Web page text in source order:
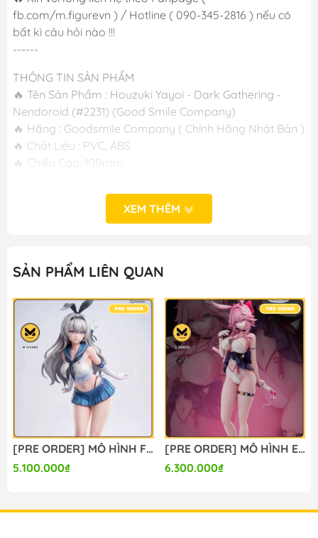
fb.com/m.figurevn ) / Hotline ( 090-345-2816 ) nếu có
bất kì câu hỏi nào !!!
------
THÔNG TIN SẢN PHẨM
🔥 Tên Sản Phẩm : Houzuki Yayoi - Dark Gathering -
Nendoroid (#2231) (Good Smile Company)
🔥 Hãng : Goodsmile Company ( Chính Hãng Nhật Bản )
🔥 Chất Liệu : PVC, ABS
🔥 Chiều Cao: 100mm
M FIGURE - MÔ HÌNH ANIME CHÍNH HÃNG NHẬT BẢN
🔥Add: Ngọc Hồi - Hoàng Liệt - Hoàng Mai - Hà Nội
🔥Website: https://mfigure.com/
#mo_hinh_anime #anime_figure #figure
#mo_hinh_chinh_hang #mo_hinh_figure
#figure_chinh_hang #mo_hinh_tinh #nendoroid
#gameprize #scalefigure
XEM THÊM
SẢN PHẨM LIÊN QUAN
[PRE ORDER] MÔ HÌNH Firefly - Honkai Star Rail (Lunaria Studio) FIGURE CHÍNH HÃNG
5.100.000₫
[PRE ORDER] MÔ HÌNH Evanescia - Honkai Star Rail (Summer Studio) FIGURE CHÍNH HÃNG
6.300.000₫